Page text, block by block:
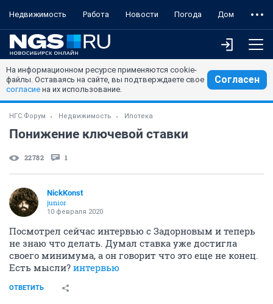
Недвижимость Работа Новости Погода Дом
На информационном ресурсе применяются cookie-
файлы. Оставаясь на сайте, вы подтверждаете свое
согласие на их использование.
Согласен
НГС.Форум Недвижимость Ипотека
Понижение ключевой ставки
22782 1
NickKonst
junior
10 февраля 2020
Посмотрел сейчас интервью с Задорновым и теперь
не знаю что делать. Думал ставка уже достигла
своего минимума, а он говорит что это еще не конец.
Есть мысли? интервью
ОТВЕТИТЬ